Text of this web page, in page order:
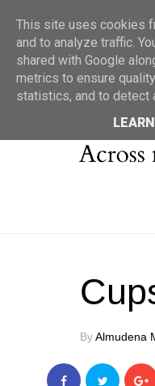
MENU
ByAlmudena
This site uses cookies
and to analyze traffic.
shared with Google
metrics to ensure
statistics, and to detect